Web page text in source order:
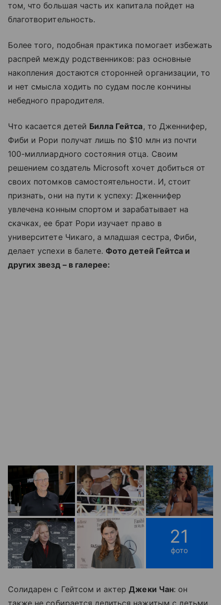
том, что большая часть их капитала пойдет на
благотворительность.
Более того, подобная практика помогает избежать
распрей между родственников: раз основные
накопления достаются сторонней организации, то
и нет смысла ходить по судам после кончины
небедного прародителя.
Что касается детей Билла Гейтса, то Дженнифер,
Фиби и Рори получат лишь по $10 млн из почти
100-миллиардного состояния отца. Своим
решением создатель Microsoft хочет добиться от
своих потомков самостоятельности. И, стоит
признать, они на пути к успеху: Дженнифер
увлечена конным спортом и зарабатывает на
скачках, ее брат Рори изучает право в
университете Чикаго, а младшая сестра, Фиби,
делает успехи в балете. Фото детей Гейтса и
других звезд – в галерее:
21
фото
Солидарен с Гейтсом и актерДжеки Чан: он
также не собирается делиться нажитым с детьми.